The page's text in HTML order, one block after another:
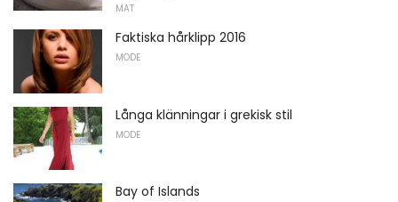
MAT
Faktiska hårklipp 2016
MODE
Långa klänningar i grekisk stil
MODE
Bay of Islands